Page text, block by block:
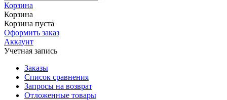
Корзина
Корзина
Корзина пуста
Оформить заказ
Аккаунт
Учетная запись
Заказы
Список сравнения
Запросы на возврат
Отложенные товары